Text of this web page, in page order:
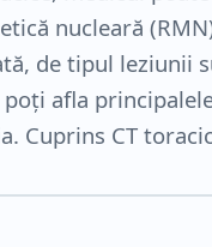
nucleară
de tipul leziunii
afla
Cuprins CT